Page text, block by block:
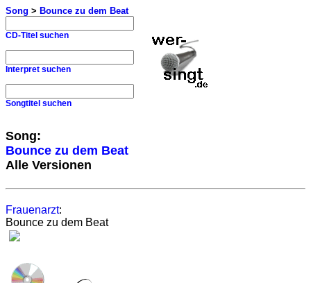
Song > Bounce zu dem Beat
CD-Titel suchen
Interpret suchen
Songtitel suchen
Song:
Bounce zu dem Beat
Alle Versionen
Frauenarzt:
Bounce zu dem Beat